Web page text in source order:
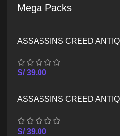
Mega Packs
ASSASSINS CREED
S/39.00
ASSASSINS CREED
S/39.00